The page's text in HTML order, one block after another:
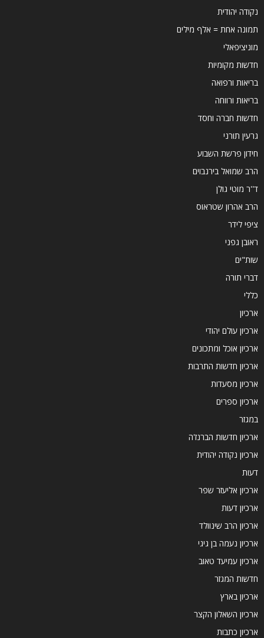
נקודה יהודית
תמונה אחת = אלף מילים
מוניציפאלי
חדשות מקומיות
בריאות ורפואה
בריאות ורווחה
חדשות חברה וחסד
גרעין תורני
חידון פרשת השבוע
הרב שמואל בירנבוים
ד''ר מוטי גולן
הרב אהרון שטראוס
ציפי לידר
ראובן גפני
שות"ים
דברי תורה
כללי
ארכיון
ארכיון עולם יהודי
ארכיון אוכל ומתכונים
ארכיון חדשות התרבות
ארכיון מסעדות
ארכיון ספרים
במגזר
ארכיון חדשות הברנז'ה
ארכיון נקודה יהודית
דעות
ארכיון אליעזר שפר
ארכיון דעות
ארכיון הרב שינוולד
ארכיון נעמה בן גיגי
ארכיון עמיעד טאוב
חדשות המגזר
ארכיון בארץ
ארכיון השאלון הקצר
ארכיון כתבות